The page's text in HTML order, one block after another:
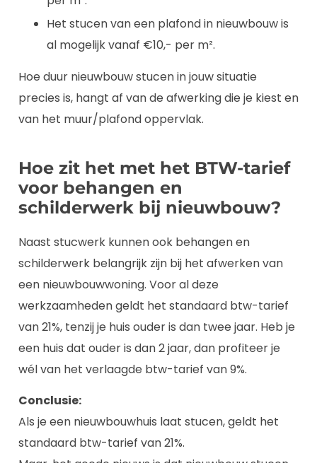
Het stucen van een plafond in nieuwbouw is
al mogelijk vanaf €10,- per m².
Hoe duur nieuwbouw stucen in jouw situatie
precies is, hangt af van de afwerking die je kiest en
van het muur/plafond oppervlak.
Hoe zit het met het BTW-tarief
voor behangen en
schilderwerk bij nieuwbouw?
Naast stucwerk kunnen ook behangen en
schilderwerk belangrijk zijn bij het afwerken van
een nieuwbouwwoning. Voor al deze
werkzaamheden geldt het standaard btw-tarief
van 21%, tenzij je huis ouder is dan twee jaar. Heb je
een huis dat ouder is dan 2 jaar, dan profiteer je
wél van het verlaagde btw-tarief van 9%.
Conclusie:
Als je een nieuwbouwhuis laat stucen, geldt het
standaard btw-tarief van 21%.